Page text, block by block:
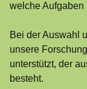
welche Aufgaben
Bei der Auswahl
unsere
unterstützt, der
besteht.